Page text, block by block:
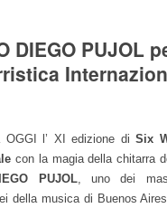
DIEGO PUJOL
OGGI l’ XI edizione diSix
con la magia della chitarra
PUJOL, uno dei
della musica di Buenos